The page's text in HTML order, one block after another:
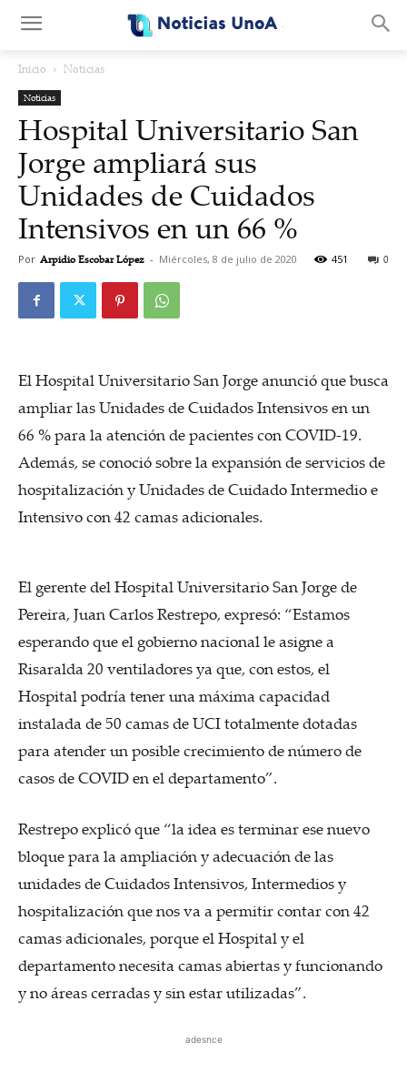
Inicio Noticias
Noticias
Hospital Universitario San
Jorge ampliará sus
Unidades de Cuidados
Intensivos en un 66 %
Por Arpidio Escobar López - Miércoles, 8 de julio de 2020 0
451
El Hospital Universitario San Jorge anunció que busca
ampliar las Unidades de Cuidados Intensivos en un
66 % para la atención de pacientes con COVID-19.
Además, se conoció sobre la expansión de servicios de
hospitalización y Unidades de Cuidado Intermedio e
Intensivo con 42 camas adicionales.
El gerente del Hospital Universitario San Jorge de
Pereira, Juan Carlos Restrepo, expresó: “Estamos
esperando que el gobierno nacional le asigne a
Risaralda 20 ventiladores ya que, con estos, el
Hospital podría tener una máxima capacidad
instalada de 50 camas de UCI totalmente dotadas
para atender un posible crecimiento de número de
casos de COVID en el departamento”.
Restrepo explicó que “la idea es terminar ese nuevo
bloque para la ampliación y adecuación de las
unidades de Cuidados Intensivos, Intermedios y
hospitalización que nos va a permitir contar con 42
camas adicionales, porque el Hospital y el
departamento necesita camas abiertas y funcionando
y no áreas cerradas y sin estar utilizadas”.
adesnce